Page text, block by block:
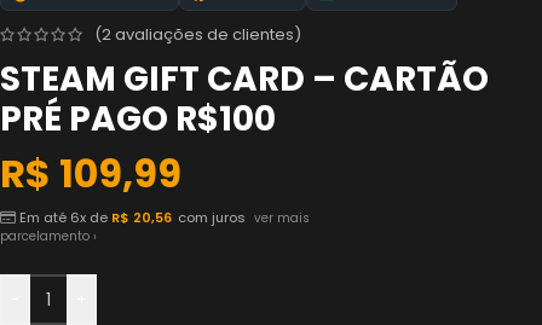
(2avaliações de clientes)
STEAM GIFT CARD – CARTÃO
PRÉ PAGO R$100
R$ 109,99
Em até 6x de R$ 20,56 com juros ver mais
parcelamento ›